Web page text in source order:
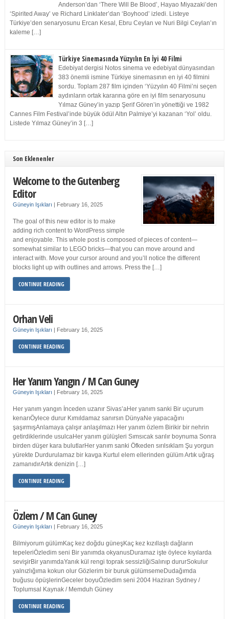
Anderson’dan ‘There Will Be Blood’, Hayao Miyazaki’den
‘Spirited Away’ ve Richard Linklater’dan ‘Boyhood’ izledi. Listeye
Türkiye’den senaryosunu Ercan Kesal, Ebru Ceylan ve Nuri Bilgi Ceylan’ın
kaleme […]
Türkiye Sinemasında Yüzyılın En İyi 40 Filmi
Edebiyat dergisi Notos sinema ve edebiyat dünyasından
383 önemli ismine Türkiye sinemasının en iyi 40 filmini
sordu. Toplam 287 film içinden ‘Yüzyılın 40 Filmi’ni seçen
aydınların ortak kararına göre en iyi film senaryosunu
Yılmaz Güney’in yazıp Şerif Gören’in yönettiği ve 1982
Cannes Film Festival’inde büyük ödül Altın Palmiye’yi kazanan ‘Yol’ oldu.
Listede Yılmaz Güney’in 3 […]
Son Eklenenler
Welcome to the Gutenberg
Editor
Güneyin Işıkları | February 16, 2025
The goal of this new editor is to make
adding rich content to WordPress simple
and enjoyable. This whole post is composed of pieces of content—
somewhat similar to LEGO bricks—that you can move around and
interact with. Move your cursor around and you’ll notice the different
blocks light up with outlines and arrows. Press the […]
CONTINUE READING
Orhan Veli
Güneyin Işıkları | February 16, 2025
CONTINUE READING
Her Yanım Yangın / M Can Guney
Güneyin Işıkları | February 16, 2025
Her yanım yangın İnceden uzanır Sivas’aHer yanım sanki Bir uçurum
kenarıÖylece durur Kımıldamaz sanırsın DünyaNe yapacağını
şaşırmışAnlamaya çalışır anlaşılmazı Her yanım özlem Birikir bir nehrin
getirdiklerinde usulcaHer yanım gülüşleri Sımsıcak sarılır boynuma Sonra
birden düşer kara bulutlarHer yanım sanki Öfkeden sırılsıklam Şu yorgun
yürekte Durdurulamaz bir kavga Kurtul elem ellerinden gülüm Artık uğraş
zamanıdırArtık denizin […]
CONTINUE READING
Özlem / M Can Guney
Güneyin Işıkları | February 16, 2025
Bilmiyorum gülümKaç kez doğdu güneşKaç kez kızıllaştı dağların
tepeleriÖzledim seni Bir yanımda okyanusDuramaz işte öylece kıyılarda
sevişirBir yanımdaYanık kül rengi toprak sessizliğiSalınıp dururSokulur
yalnızlığıma kokun olur Gözlerim bir buruk gülümsemeDudağımda
buğusu öpüşlerinGeceler boyuÖzledim seni 2004 Haziran Sydney /
Toplumsal Kaynak / Memduh Güney
CONTINUE READING